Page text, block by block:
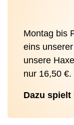
Montag bis
eins
unsere
nur 16,50 €.
Dazu